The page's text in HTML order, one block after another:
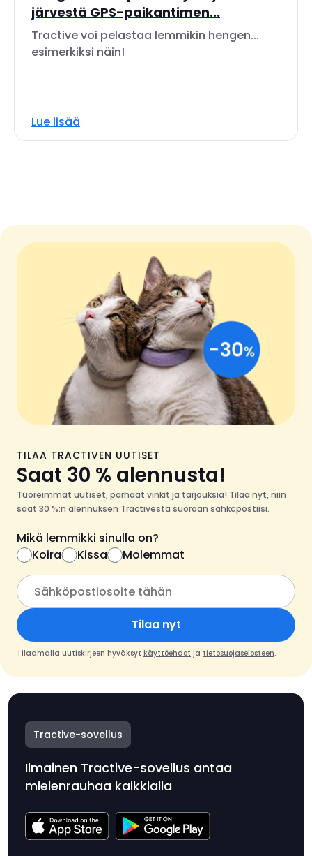
järvestä GPS-paikantimen...
Tractive voi pelastaa lemmikin hengen...
esimerkiksi näin!
Lue lisää
TILAA TRACTIVEN UUTISET
Saat 30 % alennusta!
Tuoreimmat uutiset, parhaat vinkit ja tarjouksia! Tilaa nyt, niin
saat 30 %:n alennuksen Tractivesta suoraan sähköpostiisi.
Mikä lemmikki sinulla on?
Koira
Kissa Molemmat
Tilaa nyt
Tilaamalla uutiskirjeen hyväksyt käyttöehdot ja tietosuojaselosteen.
Tractive-sovellus
Ilmainen Tractive-sovellus antaa
mielenrauhaa kaikkialla